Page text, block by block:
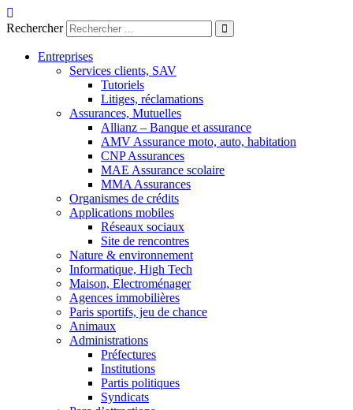
Aller
au
Rechercher
Entreprises
Services clients, SAV
Tutoriels
Litiges, réclamations
Assurances, Mutuelles
Allianz – Banque et assurance
AMV Assurance moto, auto, habitation
CNP Assurances
MAE Assurance scolaire
MMA Assurances
Organismes de crédits
Applications mobiles
Réseaux sociaux
Site de rencontres
Nature & environnement
Informatique, High Tech
Maison, Electroménager
Agences immobilières
Paris sportifs, jeu de chance
Animaux
Administrations
Préfectures
Institutions
Partis politiques
Syndicats